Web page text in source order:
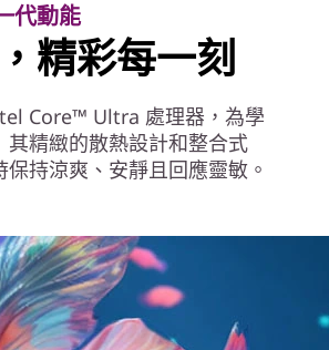
代動能
精彩每一刻
Core™ Ultra 處理器，為學
精緻的散熱設計和整合式
持涼爽、安靜且回應靈敏。